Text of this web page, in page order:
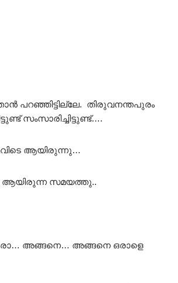
പറഞ്ഞിട്ടില്ലേ. തിരുവനന്തപുരം
സംസാരിച്ചിട്ടുണ്ട്….
ആയിരുന്നു…
ആയിരുന്ന സമയത്തു..
അങ്ങനെ… അങ്ങനെ ഒരാളെ